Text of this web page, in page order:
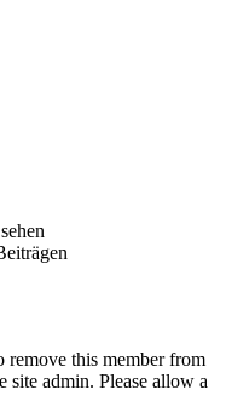
this member from
site admin. Please allow a